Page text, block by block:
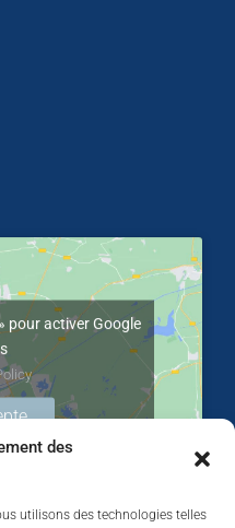
des
utilisons des technologies telles
pour activer Google